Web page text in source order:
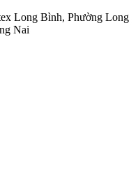
Long Bình, Phường Long
Nai